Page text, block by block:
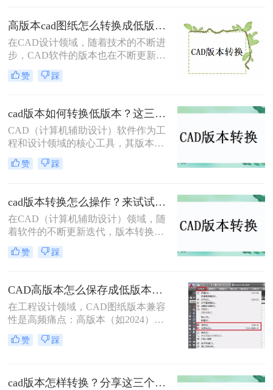
版本过高怎么转换低版本免费呢？本
文将介绍两种免费将CAD版本从高转
低的方法。
高版本cad图纸怎么转换成低版本？有这4种方法可以快速转换！
在CAD设计领域，随着技术的不断进
步，CAD软件的版本也在不断更新。
然而，由于某些特定的工作需求或设
备限制，我们有时需要将高版本的
在旧版本的CAD软件中能够正常打开
和编辑。那么高版本cad图纸怎么转换
成低版本呢？本文将详细介绍四种将
高版本CAD图纸转换为低版本的方
法，并给出具体的操作步骤和注意事
项。
赞 踩
cad版本如何转换低版本？这三个转换方法，你一定要学会！
CAD（计算机辅助设计）软件作为工
程和设计领域的核心工具，其版本迭
代频繁，不同版本之间在功能和兼容
性上存在差异。因此，有时我们需要
以便在旧版本的CAD软件中打开或编
辑。那么cad版本如何转换低版本呢？
以下是一些常用的方法来实现CAD版
本从高到低的转换。
赞 踩
cad版本转换怎么操作？来试试这二种实用方法吧！
在CAD（计算机辅助设计）领域，随
着软件的不断更新迭代，版本转换成
为了一个常见的需求。无论是出于兼
容性、文件格式要求，还是为了与旧
得尤为重要。那么cad版本转换怎么操
作呢？本文将介绍二种CAD版本转换
的操作方法。
赞 踩
CAD高版本怎么保存成低版本发给别人？5种安全有效方法实测！
在工程设计领域，CAD图纸版本兼容
性是高频痛点：高版本（如2024）文
件无法被低版本（如2018）打开，导
致协作中断、进度延误。许多用户盲
CAD高版本怎么保存成低版本发给别
赞 踩
cad版本怎样转换？分享这三个转换方法！